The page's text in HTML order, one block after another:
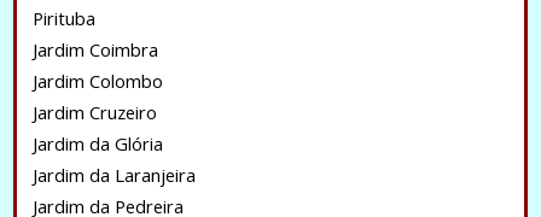
Pirituba
Jardim Coimbra
Jardim Colombo
Jardim Cruzeiro
Jardim da Glória
Jardim da Laranjeira
Jardim da Pedreira